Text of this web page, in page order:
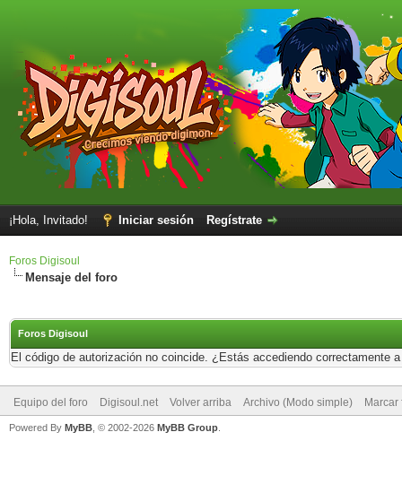
¡Hola, Invitado! Iniciar sesión Regístrate
Foros Digisoul
Mensaje del foro
Foros Digisoul
El código de autorización no coincide. ¿Estás accediendo correctamente
Equipo del foro Digisoul.net Volver arriba Archivo (Modo simple)
Powered By MyBB , © 2002-2026 MyBB Group